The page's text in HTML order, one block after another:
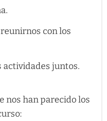
con los
juntos.
nos han parecido los